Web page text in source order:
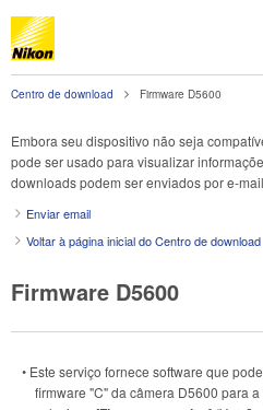
Centro de download Firmware D5600
Embora seu dispositivo não seja
pode ser usado para visualizar
downloads podem ser enviados por e-
Enviar email
Voltar à página inicial do Centro de download
Firmware D5600
• Este serviço fornece software que
firmware "C" da câmera D5600 para